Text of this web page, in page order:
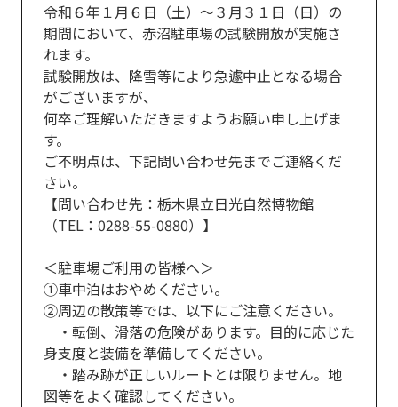
令和６年１月６日（土）～３月３１日（日）の
期間において、赤沼駐車場の試験開放が実施さ
れます。
試験開放は、降雪等により急遽中止となる場合
がございますが、
何卒ご理解いただきますようお願い申し上げま
す。
ご不明点は、下記問い合わせ先までご連絡くだ
さい。
【問い合わせ先：栃木県立日光自然博物館
（TEL：0288-55-0880）】
＜駐車場ご利用の皆様へ＞
①車中泊はおやめください。
②周辺の散策等では、以下にご注意ください。
・転倒、滑落の危険があります。目的に応じた
身支度と装備を準備してください。
・踏み跡が正しいルートとは限りません。地
図等をよく確認してください。